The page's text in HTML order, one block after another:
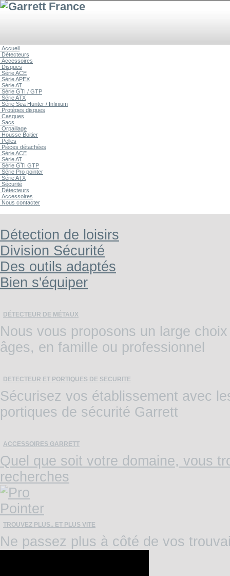
Accueil
Détecteurs
Accessoires
Disques
Série ACE
Série APEX
Série AT
Série GTI / GTP
Série ATX
Série Sea Hunter / Infinium
Protèges disques
Casques
Sacs
Orpaillage
Housse Boitier
Pelles
Pièces détachées
Série ACE
Série AT
Série GTI GTP
Série Pro pointer
Série ATX
Sécurité
Détecteurs
Accessoires
Nous contacter
Détection de loisirs
Division Sécurité
Des outils adaptés
Bien s'équiper
Nous vous proposons un large
âges, en famille ou professionnel
Sécurisez vos établissement avec
portiques de sécurité Garrett
Quel que soit votre domaine, vous
recherches
TROUVEZ PLUS.. ET PLUS VITE
Ne passez plus à côté de vos